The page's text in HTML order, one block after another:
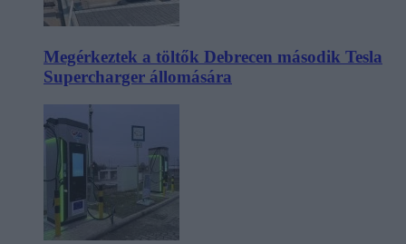
Megérkeztek a töltők Debrecen második Tesla
Supercharger állomására